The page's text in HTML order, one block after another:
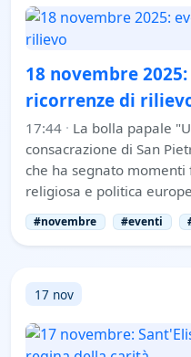
18 novembre
ricorrenze di
17:44 · La bolla papale
consacrazione di San
che ha segnato
religiosa e politica
#novembre #eventi
17 nov